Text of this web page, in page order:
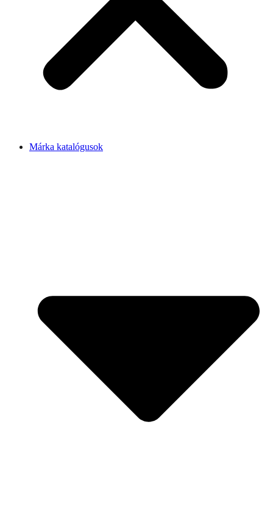
Márka katalógusok